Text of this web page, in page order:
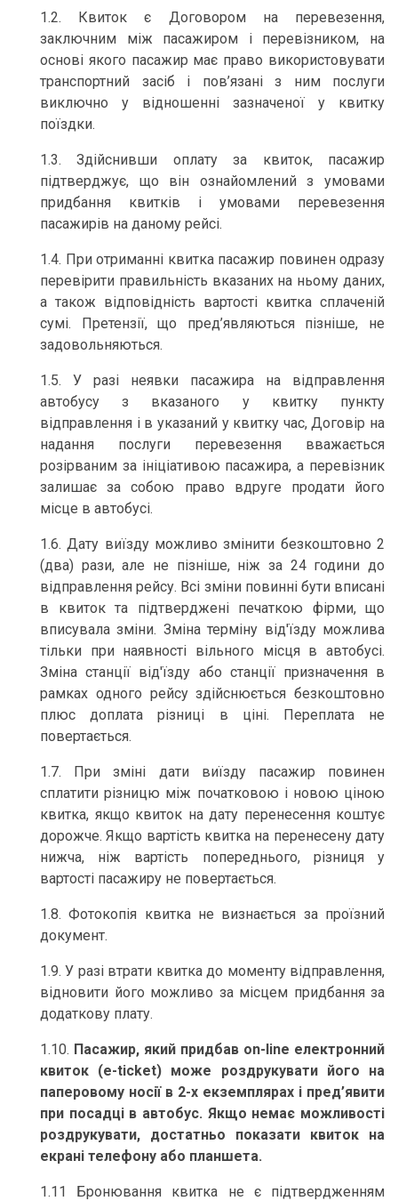
1.2. Квиток є Договором на перевезення,
заключним між пасажиром і перевізником, на
основі якого пасажир має право використовувати
транспортний засіб і пов’язані з ним послуги
виключно у відношенні зазначеної у квитку
поїздки.
1.3. Здійснивши оплату за квиток, пасажир
підтверджує, що він ознайомлений з умовами
придбання квитків і умовами перевезення
пасажирів на даному рейсі.
1.4. При отриманні квитка пасажир повинен одразу
перевірити правильність вказаних на ньому даних,
а також відповідність вартості квитка сплаченій
сумі. Претензії, що пред’являються пізніше, не
задовольняються.
1.5. У разі неявки пасажира на відправлення
автобусу з вказаного у квитку пункту
відправлення і в указаний у квитку час, Договір на
надання послуги перевезення вважається
розірваним за ініціативою пасажира, а перевізник
залишає за собою право вдруге продати його
місце в автобусі.
1.6. Дату виїзду можливо змінити безкоштовно 2
(два) рази, але не пізніше, ніж за 24 години до
відправлення рейсу. Всі зміни повинні бути вписані
в квиток та підтверджені печаткою фірми, що
вписувала зміни. Зміна терміну від'їзду можлива
тільки при наявності вільного місця в автобусі.
Зміна станції від'їзду або станції призначення в
рамках одного рейсу здійснюється безкоштовно
плюс доплата різниці в ціні. Переплата не
повертається.
1.7. При зміні дати виїзду пасажир повинен
сплатити різницю між початковою і новою ціною
квитка, якщо квиток на дату перенесення коштує
дорожче. Якщо вартість квитка на перенесену дату
нижча, ніж вартість попереднього, різниця у
вартості пасажиру не повертається.
1.8. Фотокопія квитка не визнається за проїзний
документ.
1.9. У разі втрати квитка до моменту відправлення,
відновити його можливо за місцем придбання за
додаткову плату.
1.10. Пасажир, який придбав on-line електронний
квиток (e-ticket) може роздрукувати його на
паперовому носії в 2-х екземплярах і пред’явити
при посадці в автобус. Якщо немає можливості
роздрукувати, достатньо показати квиток на
екрані телефону або планшета.
1.11 Бронювання квитка не є підтвердженням